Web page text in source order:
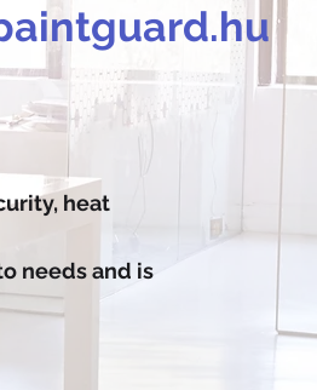
heat
needs and is